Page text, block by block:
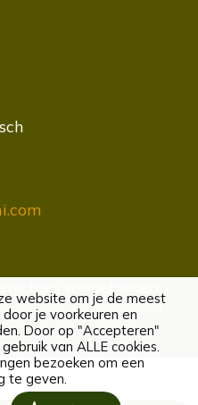
voorwaarden|
website om je de meest
je voorkeuren en
Door op "Accepteren"
van ALLE cookies.
bezoeken om een
te geven.